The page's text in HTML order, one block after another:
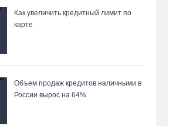
Как увеличить кредитный лимит по
карте
Объем продаж кредитов наличными в
России вырос на 64%